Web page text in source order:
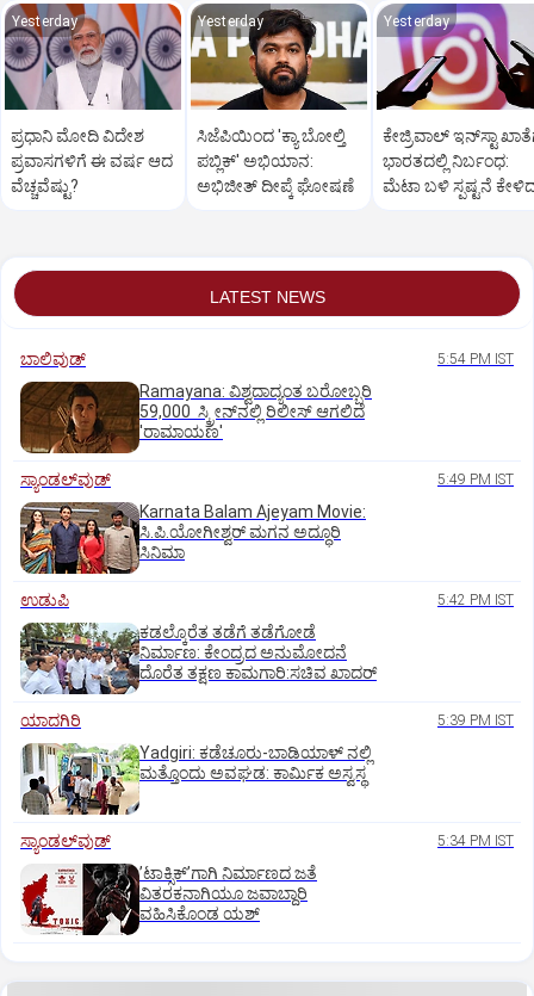
Yesterday
ಪ್ರಧಾನಿ ಮೋದಿ ವಿದೇಶ
ಪ್ರವಾಸಗಳಿಗೆ ಈ ವರ್ಷ ಆದ
ವೆಚ್ಚವೆಷ್ಟು?
Yesterday
ಸಿಜೆಪಿಯಿಂದ 'ಕ್ಯಾ ಬೋಲ್ತಿ
ಪಬ್ಲಿಕ್' ಅಭಿಯಾನ:
ಅಭಿಜೀತ್ ದೀಪ್ಕೆ ಘೋಷಣೆ
Yesterday
ಕೇಜ್ರಿವಾಲ್‌ ಇನ್‌ಸ್ಟಾ
ಭಾರತದಲ್ಲಿ ನಿರ್ಬಂಧ:
ಮೆಟಾ ಬಳಿ ಸ್ಪಷ್ಟನೆ
LATEST NEWS
ಬಾಲಿವುಡ್‌ 5:54 PM IST
Ramayana: ವಿಶ್ವದಾದ್ಯಂತ ಬರೋಬ್ಬರಿ
59,000 ಸ್ಕ್ರೀನ್‌ನಲ್ಲಿ ರಿಲೀಸ್‌ ಆಗಲಿದೆ
'ರಾಮಾಯಣ'
ಸ್ಯಾಂಡಲ್‌ವುಡ್‌ 5:49 PM IST
Karnata Balam Ajeyam Movie:
ಸಿ.ಪಿ.ಯೋಗೀಶ್ವರ್‌ ಮಗನ ಅದ್ಧೂರಿ
ಸಿನಿಮಾ
ಉಡುಪಿ 5:42 PM IST
ಕಡಲ್ಕೊರೆತ ತಡೆಗೆ ತಡೆಗೋಡೆ
ನಿರ್ಮಾಣ: ಕೇಂದ್ರದ ಅನುಮೋದನೆ
ದೊರೆತ ತಕ್ಷಣ ಕಾಮಗಾರಿ:ಸಚಿವ ಖಾದರ್
ಯಾದಗಿರಿ 5:39 PM IST
Yadgiri: ಕಡೆಚೂರು-ಬಾಡಿಯಾಳ್ ನಲ್ಲಿ
ಮತ್ತೊಂದು ಅವಘಡ: ಕಾರ್ಮಿಕ ಅಸ್ವಸ್ಥ
ಸ್ಯಾಂಡಲ್‌ವುಡ್‌ 5:34 PM IST
ʼಟಾಕ್ಸಿಕ್‌ʼಗಾಗಿ ನಿರ್ಮಾಣದ ಜತೆ
ವಿತರಕನಾಗಿಯೂ ಜವಾಬ್ದಾರಿ
ವಹಿಸಿಕೊಂಡ ಯಶ್